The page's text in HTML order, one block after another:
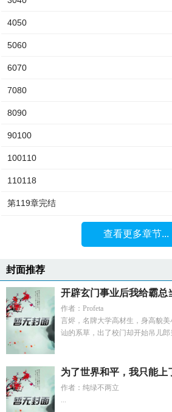
4050
5060
6070
7080
8090
90100
100110
110118
第119章完结
查看更多章节...
封面推荐
开辟玄门事业后我给霸总
作者：Profeta
言烬，名牌大学高材生，身高貌
讪的系草，出了校门却开始吊儿
为了世界和平，我只能上
作者：纯绿不两立
...